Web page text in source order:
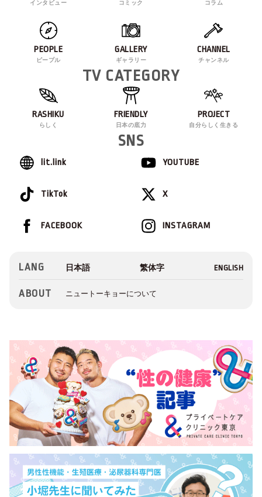
インタビュー コミック コラム
PEOPLE
ピープル
GALLERY
ギャラリー
CHANNEL
チャンネル
TV CATEGORY
RASHIKU
らしく
FRIENDLY
日本の底力
PROJECT
自分らしく生きる
SNS
lit.link YOUTUBE
TikTok X
INSTAGRAM
FACEBOOK
LANG
ABOUT ニュートーキョーについて